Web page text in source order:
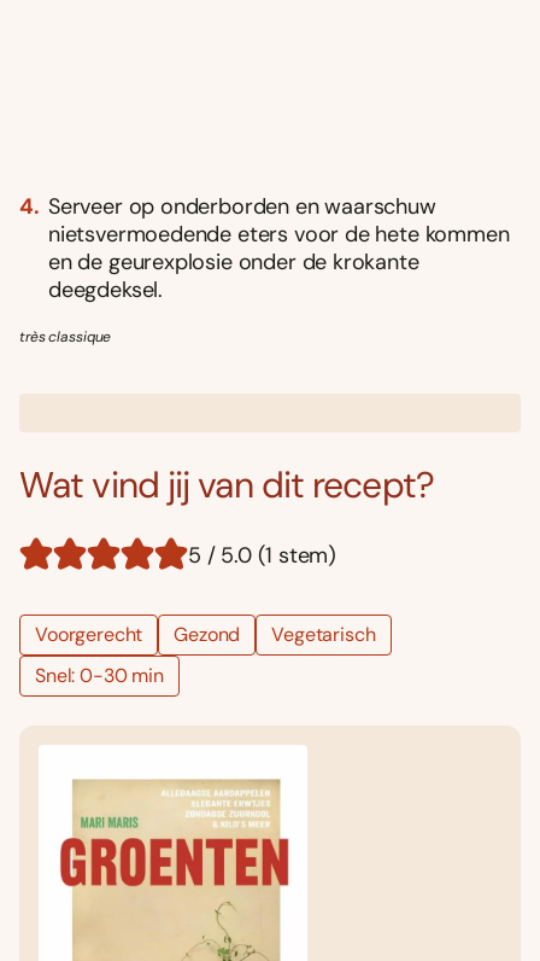
Serveer op onderborden en waarschuw
nietsvermoedende eters voor de hete kommen
en de geurexplosie onder de krokante
deegdeksel.
très classique
Wat vind jij van dit recept?
5 / 5.0 (1 stem)
Voorgerecht Gezond
Vegetarisch
Snel: 0-30 min